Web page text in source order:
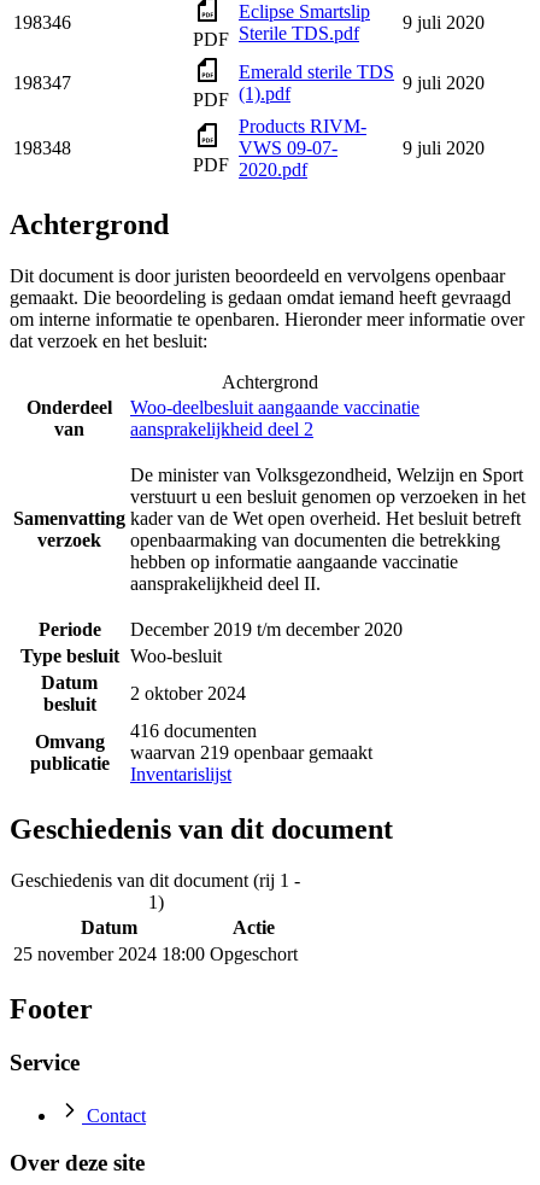
198346
PDF
Eclipse Smartslip
Sterile TDS.pdf
9 juli 2020
198347
PDF
Emerald sterile TDS
(1).pdf
9 juli 2020
198348
PDF
Products RIVM-
VWS 09-07-
2020.pdf
9 juli 2020
Achtergrond
Dit document is door juristen beoordeeld en vervolgens openbaar
gemaakt. Die beoordeling is gedaan omdat iemand heeft gevraagd
om interne informatie te openbaren. Hieronder meer informatie over
dat verzoek en het besluit:
Achtergrond
Onderdeel
van
Woo-deelbesluit aangaande vaccinatie
aansprakelijkheid deel 2
Samenvatting
verzoek
De minister van Volksgezondheid, Welzijn en Sport
verstuurt u een besluit genomen op verzoeken in het
kader van de Wet open overheid. Het besluit betreft
openbaarmaking van documenten die betrekking
hebben op informatie aangaande vaccinatie
aansprakelijkheid deel II.
Periode
December 2019 t/m december 2020
Type besluit Woo-besluit
Datum
besluit
2 oktober 2024
Omvang
publicatie
416 documenten
waarvan 219 openbaar gemaakt
Inventarislijst
Geschiedenis van dit document
Geschiedenis van dit document (rij 1 -
1)
Datum
Actie
25 november 2024 18:00 Opgeschort
Footer
Service
Contact
Over deze site